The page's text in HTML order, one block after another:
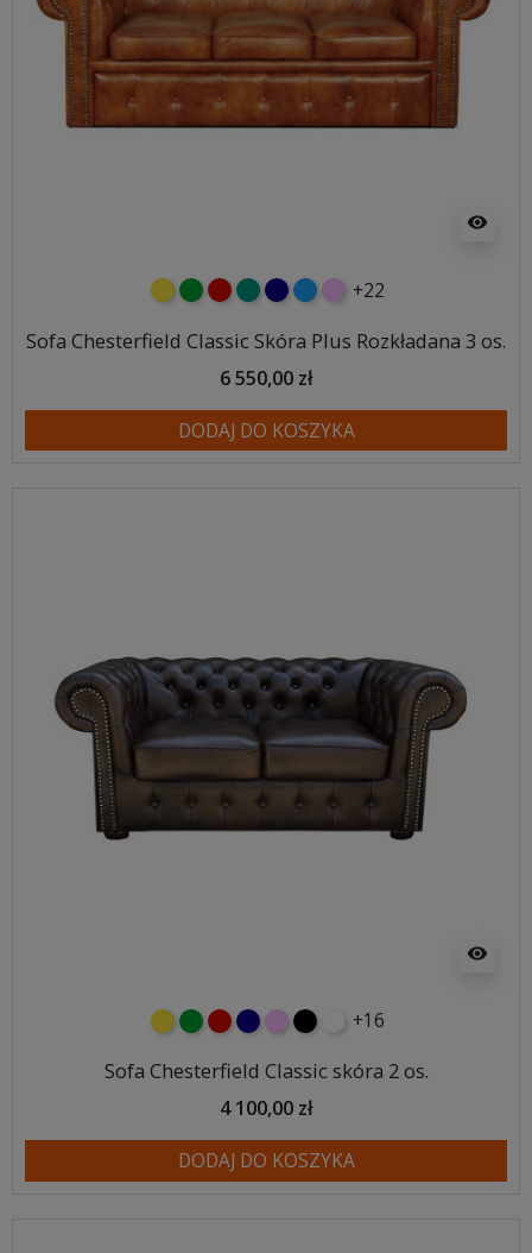
visibility
żółtyzielonyczerwony
turkusowy
granatowy
niebieski
różowy
+22
Sofa Chesterfield Classic Skóra Plus Rozkładana 3 os.
6 550,00 zł
DODAJ DO KOSZYKA
visibility
żółtyzielonyczerwony
granatowy
różowyczarnybiały+16
Sofa Chesterfield Classic skóra 2 os.
4 100,00 zł
DODAJ DO KOSZYKA